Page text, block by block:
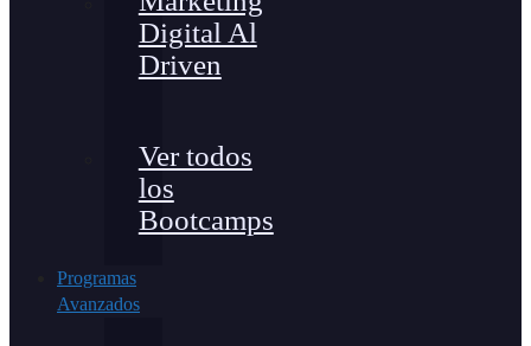
Digital Al
Driven
Ver todos
los
Bootcamps
Programas
Avanzados